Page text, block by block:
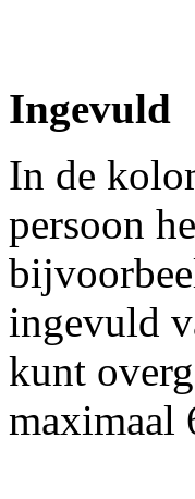
Ingevuld
In de
persoon
ingevuld
kunt
maximaal